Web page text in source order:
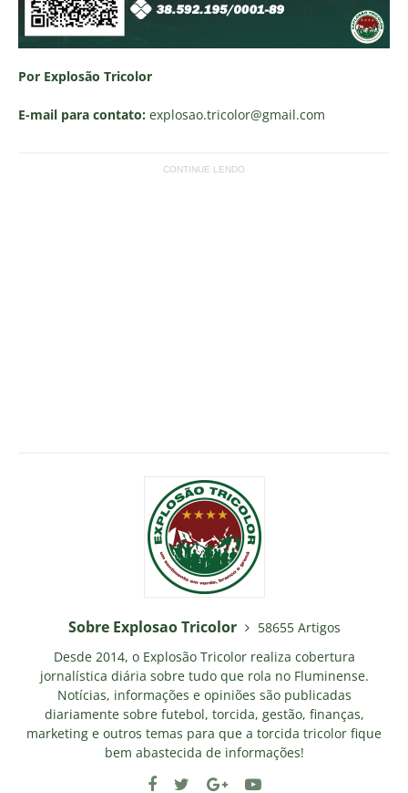
Por Explosão Tricolor
E-mail para contato: explosao.tricolor@gmail.com
CONTINUE LENDO
Sobre Explosao Tricolor
58655 Artigos
Desde 2014, o Explosão Tricolor realiza cobertura
jornalística diária sobre tudo que rola no Fluminense.
Notícias, informações e opiniões são publicadas
diariamente sobre futebol, torcida, gestão, finanças,
marketing e outros temas para que a torcida tricolor fique
bem abastecida de informações!